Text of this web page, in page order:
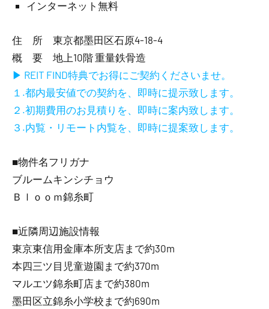
インターネット無料
住 所 東京都墨田区石原4-18-4
概 要 地上10階 重量鉄骨造
▶ REIT FIND特典でお得にご契約くださいませ。
１.都内最安値での契約を、即時に提示致します。
２.初期費用のお見積りを、即時に案内致します。
３.内覧・リモート内覧を、即時に提案致します。
■物件名フリガナ
ブルームキンシチョウ
Ｂｌｏｏｍ錦糸町
■近隣周辺施設情報
東京東信用金庫本所支店まで約30m
本四三ツ目児童遊園まで約370m
マルエツ錦糸町店まで約380m
墨田区立錦糸小学校まで約690m